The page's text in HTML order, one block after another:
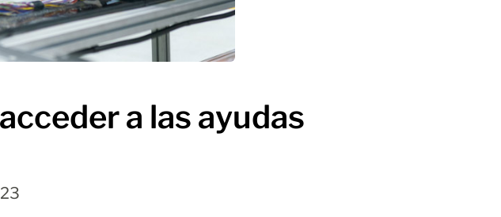
a las ayudas